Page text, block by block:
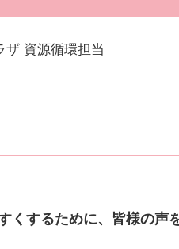
ザ 資源循環担当
くするために、皆様の声